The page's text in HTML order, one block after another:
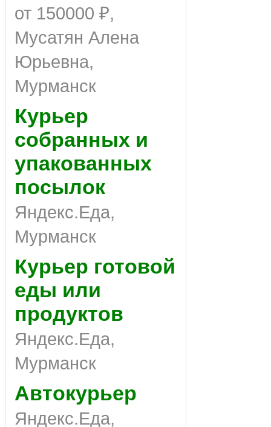
от 150000 ₽,
Мусатян Алена
Юрьевна,
Мурманск
Курьер
собранных и
упакованных
посылок
Яндекс.Еда,
Мурманск
Курьер готовой
еды или
продуктов
Яндекс.Еда,
Мурманск
Автокурьер
Яндекс.Еда,